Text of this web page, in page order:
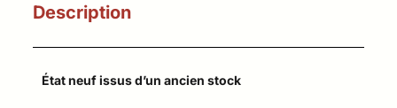
Description
État neuf issus d’un ancien stock